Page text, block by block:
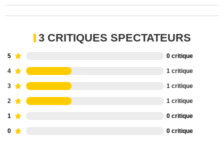
3 CRITIQUES SPECTATEURS
5 0 critique
4 1 critique
3 1 critique
2 1 critique
1 0 critique
0 0 critique